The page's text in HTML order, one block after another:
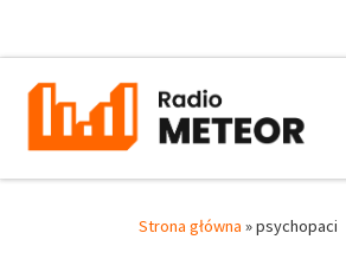
Strona główna »psychopaci